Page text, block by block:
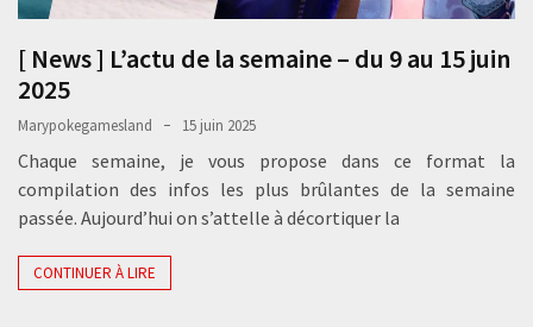
[ News ] L’actu de la semaine – du 9 au 15 juin
2025
Marypokegamesland 15 juin 2025
Chaque semaine, je vous propose dans ce format la
compilation des infos les plus brûlantes de la semaine
passée. Aujourd’hui on s’attelle à décortiquer la
CONTINUER À LIRE